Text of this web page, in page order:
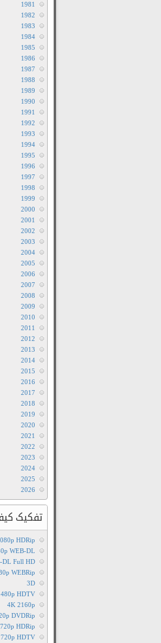
1981
1982
1983
1984
1985
1986
1987
1988
1989
1990
1991
1992
1993
1994
1995
1996
1997
1998
1999
2000
2001
2002
2003
2004
2005
2006
2007
2008
2009
2010
2011
2012
2013
2014
2015
2016
2017
2018
2019
2020
2021
2022
2023
2024
2025
2026
تفکیک
HDRip
WEB-DL
DL Full HD
WEBRip
3D
480p HDTV
4K 2160p
DVDRip
720p HDRip
720p HDTV